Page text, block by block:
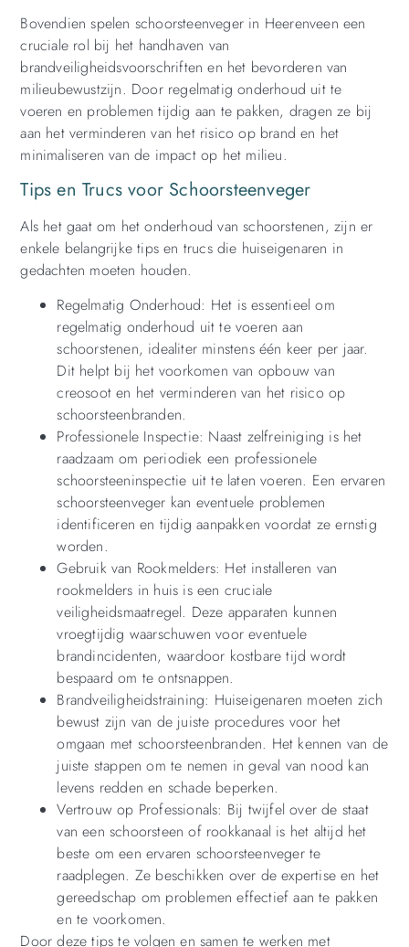
Bovendien spelen schoorsteenveger in Heerenveen een
cruciale rol bij het handhaven van
brandveiligheidsvoorschriften en het bevorderen van
milieubewustzijn. Door regelmatig onderhoud uit te
voeren en problemen tijdig aan te pakken, dragen ze bij
aan het verminderen van het risico op brand en het
minimaliseren van de impact op het milieu.
Tips en Trucs voor Schoorsteenveger
Als het gaat om het onderhoud van schoorstenen, zijn er
enkele belangrijke tips en trucs die huiseigenaren in
gedachten moeten houden.
Regelmatig Onderhoud: Het is essentieel om
regelmatig onderhoud uit te voeren aan
schoorstenen, idealiter minstens één keer per jaar.
Dit helpt bij het voorkomen van opbouw van
creosoot en het verminderen van het risico op
schoorsteenbranden.
Professionele Inspectie: Naast zelfreiniging is het
raadzaam om periodiek een professionele
schoorsteeninspectie uit te laten voeren. Een ervaren
schoorsteenveger kan eventuele problemen
identificeren en tijdig aanpakken voordat ze ernstig
worden.
Gebruik van Rookmelders: Het installeren van
rookmelders in huis is een cruciale
veiligheidsmaatregel. Deze apparaten kunnen
vroegtijdig waarschuwen voor eventuele
brandincidenten, waardoor kostbare tijd wordt
bespaard om te ontsnappen.
Brandveiligheidstraining: Huiseigenaren moeten zich
bewust zijn van de juiste procedures voor het
omgaan met schoorsteenbranden. Het kennen van de
juiste stappen om te nemen in geval van nood kan
levens redden en schade beperken.
Vertrouw op Professionals: Bij twijfel over de staat
van een schoorsteen of rookkanaal is het altijd het
beste om een ​​ervaren schoorsteenveger te
raadplegen. Ze beschikken over de expertise en het
gereedschap om problemen effectief aan te pakken
en te voorkomen.
Door deze tips te volgen en samen te werken met